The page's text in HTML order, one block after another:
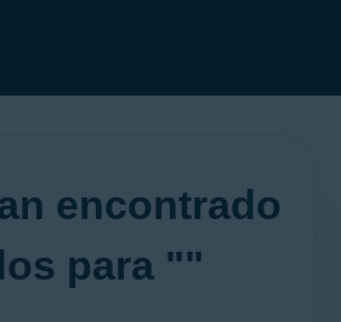
encontrado
para ""